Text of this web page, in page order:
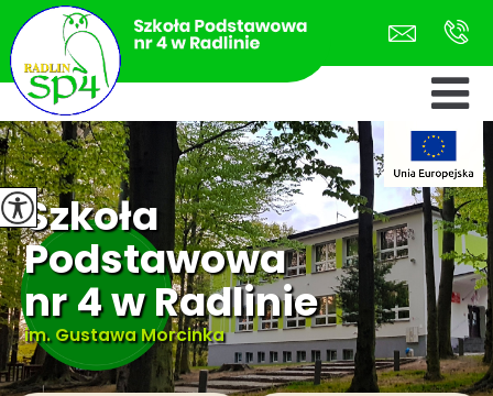
Szkoła
Podstawowa
nr 4 w Radlinie
im. Gustawa Morcinka